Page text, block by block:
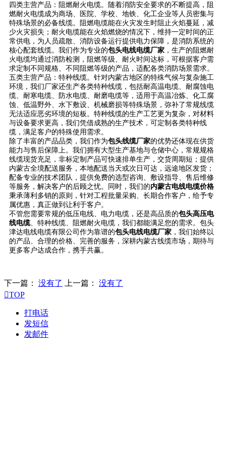
四类主营产品：阻燃耐火电缆。随着消防安全要求的不断提高，阻
燃耐火电缆成为商场、医院、学校、地铁、化工企业等人员密集与
特殊场景的必备线缆。阻燃电缆能在火灾发生时阻止火焰蔓延，减
少火灾损失；耐火电缆能在火焰燃烧的情况下，维持一定时间的正
常供电，为人员疏散、消防设备运行提供电力保障，是消防系统的
核心配套线缆。我们作为专业的包头电线电缆厂家 ，生产的阻燃耐
火电缆均通过消防检测，阻燃等级、耐火时间达标，可根据客户需
求定制不同规格、不同阻燃等级的产品，适配各类消防场景需求。
五类主营产品：特种线缆。针对内蒙古地区的特殊气候与复杂施工
环境，我们厂家还生产各类特种线缆，包括耐高温电缆、耐腐蚀电
缆、耐寒电缆、防水电缆、耐磨电缆等，适用于高温冶炼、化工腐
蚀、低温野外、水下敷设、机械磨损等特殊场景，弥补了常规线缆
无法适应恶劣环境的短板。特种线缆的生产工艺更为复杂，对材料
与设备要求更高，我们凭借成熟的生产技术，可定制各类特种线
缆，满足客户的特殊使用需求。
除了丰富的产品品类，我们作为包头线缆厂家的优势还体现在供货
能力与售后保障上。我们拥有大型生产基地与仓储中心，常规规格
线缆现货充足，非标定制产品可快速排单生产，交货周期短；提供
内蒙古全境配送服务，本地配送当天或次日可达，远途地区发货；
配备专业的技术团队，提供免费的选型咨询、敷设指导、售后维修
等服务，解决客户的后顾之忧。同时，我们的内蒙古电线电缆价格
秉承薄利多销的原则，针对工程批量采购、长期合作客户，给予专
属优惠，真正做到让利于客户。
不管您需要常规的低压电线、电力电缆，还是高品质的包头高压电
线电缆、特种线缆、阻燃耐火电缆，我们都能满足您的需求。包头
津达电线电缆有限公司作为靠谱的包头电线电缆厂家 ，我们始终以
的产品、合理的价格、完善的服务，深耕内蒙古线缆市场，期待与
更多客户达成合作，携手共赢。
下一篇： 没有了 上一篇： 没有了
TOP
打电话
发短信
发邮件